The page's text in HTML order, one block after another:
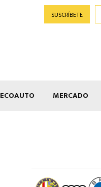
SUSCRÍBETE
ECOAUTO MERCADO